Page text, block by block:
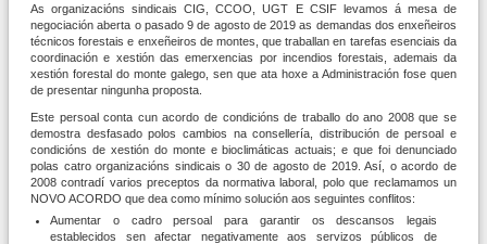
As organizacións sindicais CIG, CCOO, UGT E CSIF levamos á mesa de
negociación aberta o pasado 9 de agosto de 2019 as demandas dos enxeñeiros
técnicos forestais e enxeñeiros de montes, que traballan en tarefas esenciais da
coordinación e xestión das emerxencias por incendios forestais, ademais da
xestión forestal do monte galego, sen que ata hoxe a Administración fose quen
de presentar ningunha proposta.
Este persoal conta cun acordo de condicións de traballo do ano 2008 que se
demostra desfasado polos cambios na consellería, distribución de persoal e
condicións de xestión do monte e bioclimáticas actuais; e que foi denunciado
polas catro organizacións sindicais o 30 de agosto de 2019. Así, o acordo de
2008 contradí varios preceptos da normativa laboral, polo que reclamamos un
NOVO ACORDO que dea como mínimo solución aos seguintes conflitos:
Aumentar o cadro persoal para garantir os descansos legais
establecidos sen afectar negativamente aos servizos públicos de